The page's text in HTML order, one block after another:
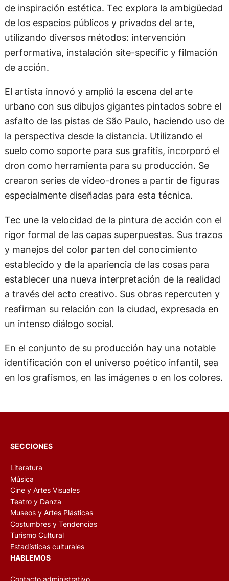
de inspiración estética. Tec explora la ambigüedad
de los espacios públicos y privados del arte,
utilizando diversos métodos: intervención
performativa, instalación site-specific y filmación
de acción.
El artista innovó y amplió la escena del arte
urbano con sus dibujos gigantes pintados sobre el
asfalto de las pistas de São Paulo, haciendo uso de
la perspectiva desde la distancia. Utilizando el
suelo como soporte para sus grafitis, incorporó el
dron como herramienta para su producción. Se
crearon series de video-drones a partir de figuras
especialmente diseñadas para esta técnica.
Tec une la velocidad de la pintura de acción con el
rigor formal de las capas superpuestas. Sus trazos
y manejos del color parten del conocimiento
establecido y de la apariencia de las cosas para
establecer una nueva interpretación de la realidad
a través del acto creativo. Sus obras repercuten y
reafirman su relación con la ciudad, expresada en
un intenso diálogo social.
En el conjunto de su producción hay una notable
identificación con el universo poético infantil, sea
en los grafismos, en las imágenes o en los colores.
SECCIONES
Literatura
Música
Cine y Artes Visuales
Teatro y Danza
Museos y Artes Plásticas
Costumbres y Tendencias
Turismo Cultural
Estadísticas culturales
HABLEMOS